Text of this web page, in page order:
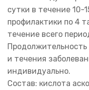
сутки в течение 10-
профилактики по 4
течение всего
Продолжительность
и течения
индивидуально.
Состав: кислота